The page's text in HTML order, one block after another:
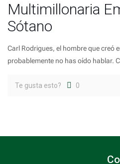
Multimillonaria
Sótano
Carl Rodrigues, el hombre que creó
probablemente no has oído hablar.
Te gusta esto? 0